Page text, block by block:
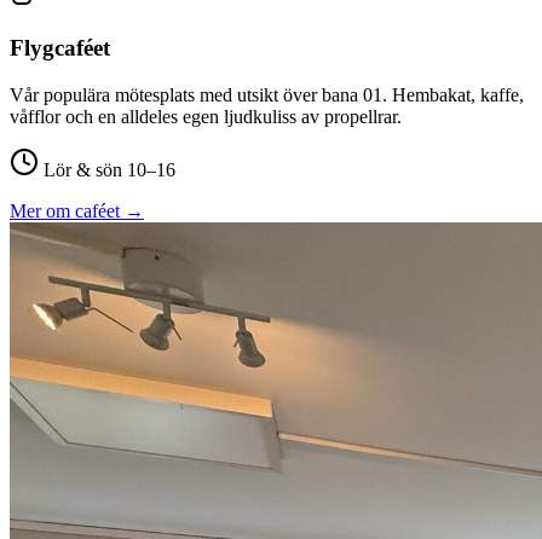
Flygcaféet
Vår populära mötesplats med utsikt över bana 01. Hembakat, kaffe,
våfflor och en alldeles egen ljudkuliss av propellrar.
Lör & sön 10–16
Mer om caféet →